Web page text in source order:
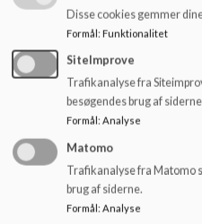
Skoletal for Gl.
Få et overblik over centrale tal
Disse cookies gemmer
Formål: Funktionalitet
SiteImprove
Trafikanalyse fra
besøgendes brug af siderne
Formål : Analyse
Matomo
Trafikanalyse fra Matomo
brug af siderne.
Formål: Analyse